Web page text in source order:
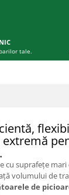
tale.
cu suprafețe mari
volumului de
de